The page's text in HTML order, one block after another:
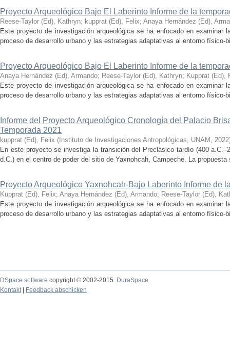
Proyecto Arqueológico Bajo El Laberinto Informe de la
Reese-Taylor (Ed), Kathryn; kupprat (Ed), Felix; Anaya Hernández (Ed),
Este proyecto de investigación arqueológica se ha enfocado en examinar
proceso de desarrollo urbano y las estrategias adaptativas al entorno físico-
Proyecto Arqueológico Bajo El Laberinto Informe de la
Anaya Hernández (Ed), Armando; Reese-Taylor (Ed), Kathryn; Kupprat (Ed),
Este proyecto de investigación arqueológica se ha enfocado en examinar
proceso de desarrollo urbano y las estrategias adaptativas al entorno físico-
Informe del Proyecto Arqueológico Cronología del Palacio
Temporada 2021
kupprat (Ed), Felix ( Instituto de Investigaciones Antropológicas, UNAM , 2022
En este proyecto se investiga la transición del Preclásico tardío (400
d.C.) en el centro de poder del sitio de Yaxnohcah, Campeche. La
Proyecto Arqueológico Yaxnohcah-Bajo Laberinto Informe de
Kupprat (Ed), Felix; Anaya Hernández (Ed), Armando; Reese-Taylor (Ed),
Este proyecto de investigación arqueológica se ha enfocado en examinar
proceso de desarrollo urbano y las estrategias adaptativas al entorno físico-
DSpace software copyright © 2002-2015
DuraSpace
Kontakt| Feedback abschicken